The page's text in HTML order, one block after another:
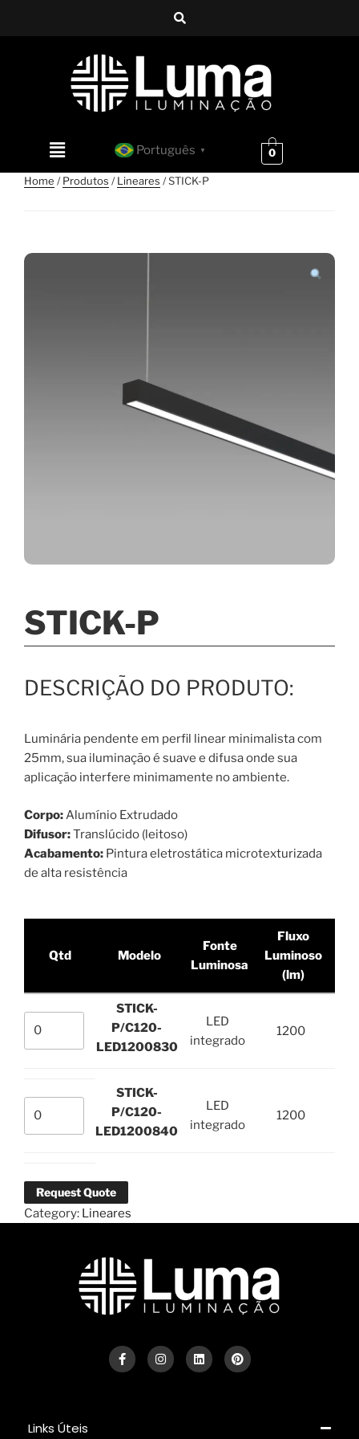
Português ▼ 0
Home /Produtos /Lineares / STICK-P
STICK-P
Luminária pendente em perfil linear minimalista com
25mm, sua iluminação é suave e difusa onde sua
aplicação interfere minimamente no ambiente.
Corpo:Alumínio Extrudado
Difusor:Translúcido (leitoso)
Acabamento: Pintura eletrostática microtexturizada
de alta resistência
Qtd Modelo
Fonte
Luminosa
Fluxo
Luminoso
(lm)
STICK-
P/C120-
LED1200830
LED
integrado
1200
STICK-
P/C120-
LED1200840
LED
integrado
1200
Request Quote
Category: Lineares
Links Úteis